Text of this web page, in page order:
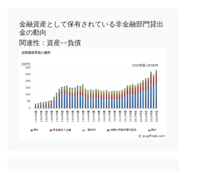
金融資産として保有されている非金融部門貸出
金の動向
関連性：資産--負債